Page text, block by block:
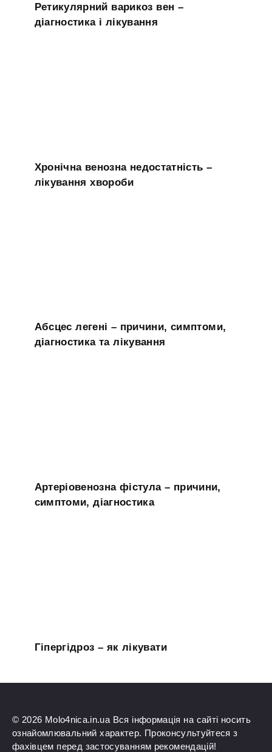
Ретикулярний варикоз вен –
діагностика і лікування
Хронічна венозна недостатність –
лікування хвороби
Абсцес легені – причини, симптоми,
діагностика та лікування
Артеріовенозна фістула – причини,
симптоми, діагностика
Гіпергідроз – як лікувати
© 2026 Molo4nica.in.ua Вся інформація на сайті носить
ознайомлювальний характер. Проконсультуйтеся з
фахівцем перед застосуванням рекомендацій!